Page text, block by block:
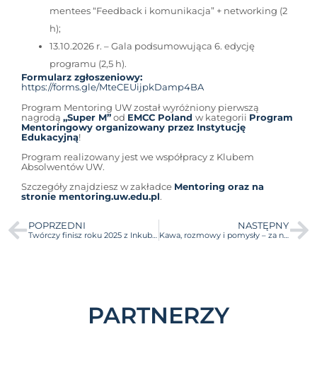
mentees “Feedback i komunikacja” + networking (2
h);
13.10.2026 r. – Gala podsumowująca 6. edycję
programu (2,5 h).
Formularz zgłoszeniowy:
https://forms.gle/MteCEUijpkDamp4BA
Program Mentoring UW został wyróżniony pierwszą
nagrodą „Super M” od EMCC Poland w kategorii Program
Mentoringowy organizowany przez Instytucję
Edukacyjną!
Program realizowany jest we współpracy z Klubem
Absolwentów UW.
Szczegóły znajdziesz w zakładce Mentoring oraz na
stronie mentoring.uw.edu.pl.
POPRZEDNI
Twórczy finisz roku 2025 z Inkubatorem UW!
NASTĘPNY
Kawa, rozmowy i pomysły – za nami ostatnia w tym roku odsłona NiceTalk!
PARTNERZY